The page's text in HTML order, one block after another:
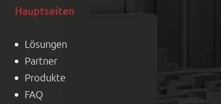
Hauptseiten
Lösungen
Partner
Produkte
FAQ